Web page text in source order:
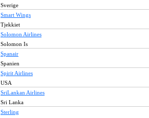
Sverige
Smart Wings
Tjekkiet
Solomon Airlines
Solomon Is
Spanair
Spanien
Spirit Airlines
USA
SriLankan Airlines
Sri Lanka
Sterling